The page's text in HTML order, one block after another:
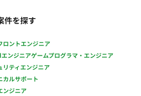
件を探す
ロントエンジニア
ンジニアゲームプログラマ・エンジニア
リティエンジニア
カルサポート
ンジニア